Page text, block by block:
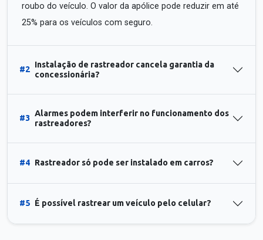
roubo do veículo. O valor da apólice pode reduzir em até
25% para os veículos com seguro.
#2
Instalação de rastreador cancela garantia da
concessionária?
#3
Alarmes podem interferir no funcionamento dos
rastreadores?
#4 Rastreador só pode ser instalado em carros?
#5 É possível rastrear um veículo pelo celular?